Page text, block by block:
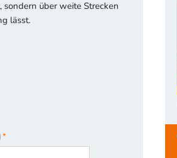
sondern über weite Strecken
lässt.
*